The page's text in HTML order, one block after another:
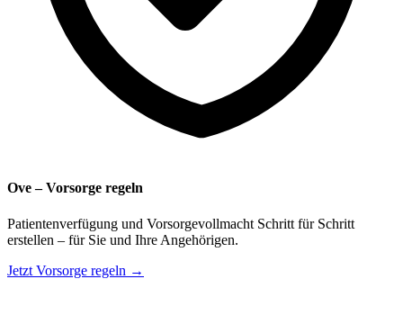
Ove – Vorsorge regeln
Patientenverfügung und Vorsorgevollmacht Schritt für Schritt
erstellen – für Sie und Ihre Angehörigen.
Jetzt Vorsorge regeln →